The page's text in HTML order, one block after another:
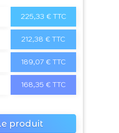
225,33 € TTC
212,38 € TTC
189,07 € TTC
168,35 € TTC
produit